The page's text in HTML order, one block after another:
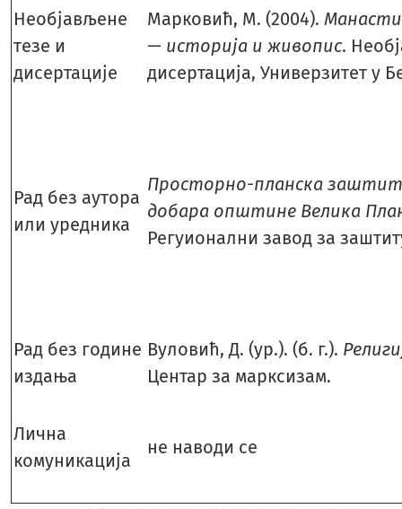
Необјављене
тезе и
дисертације
Марковић, М. (2004).
— историја и живопис.
дисертација, Универзитет у
Рад без аутора
или уредника
Просторно-планска
добара општине Велика
Регуионални завод за
Рад без године
издања
Вуловић, Д. (ур.). (б. г.).
Центар за марксизам.
Лична
комуникација
не наводи се